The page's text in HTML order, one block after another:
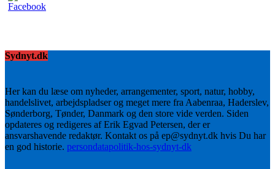
Sydnyt.dk
Her kan du læse om nyheder, arrangementer, sport, natur, hobby,
handelslivet, arbejdspladser og meget mere fra Aabenraa, Haderslev,
Sønderborg, Tønder, Danmark og den store vide verden. Siden
opdateres og redigeres af Erik Egvad Petersen, der er
ansvarshavende redaktør. Kontakt os på ep@sydnyt.dk hvis Du har
en god historie. persondatapolitik-hos-sydnyt-dk